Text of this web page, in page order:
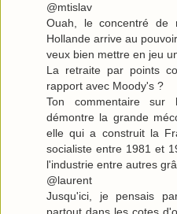
@mtislav
Ouah, le concentré de
Hollande arrive au
veux bien mettre en jeu
La retraite par points
rapport avec Moody's ?
Ton commentaire
démontre la grande
elle qui a construit la
socialiste entre 1981 et
l'industrie entre autres
@laurent
Jusqu'ici, je pensais